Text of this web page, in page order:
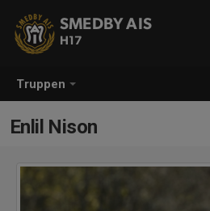
Truppen
SMEDBY AIS
H17
Enlil Nison